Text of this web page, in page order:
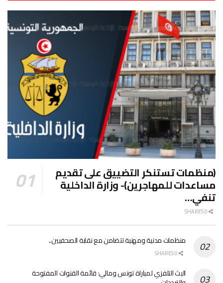
(منظمات تستنكر التضييق على تقديم
مساعدات للمهاجرين)- وزارة الداخلية
تنفي…
منظمات مدنية ومهنية تتضامن مع نقابة الصحفيين..
البث التلفزي لمباراة تونس ومالي: قائمة القنوات المفتوحة